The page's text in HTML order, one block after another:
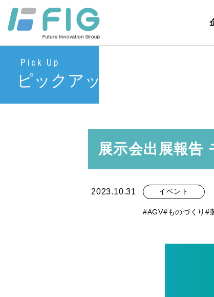
Pick Up
ピックアップ
展示会出展報告
2023.10.31 イベント
#AGV#ものづくり#